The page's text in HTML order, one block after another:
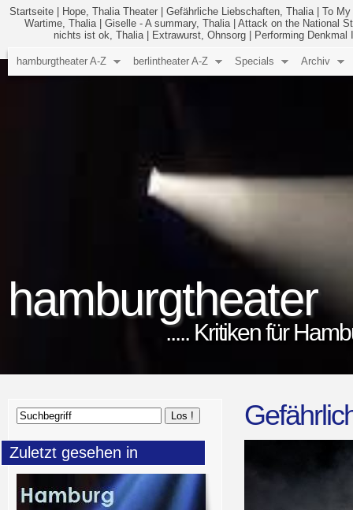
Startseite Hope, Thalia Theater Gefährliche Liebschaften, Thalia| To
Wartime, Thalia| Giselle - A summary, Thalia| Attack on the National
nichts ist ok, Thalia| Extrawurst, Ohnsorg Performing Denkmal
hamburgtheater
..... Kritiken für
hamburgtheater A-Z berlintheater A-Z Specials Archiv
Zuletzt gesehen in